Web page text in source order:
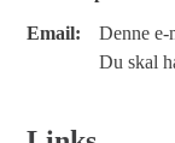
Email:
Denne e-
Du skal